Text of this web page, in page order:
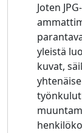
Joten
yleistä
kuvat,